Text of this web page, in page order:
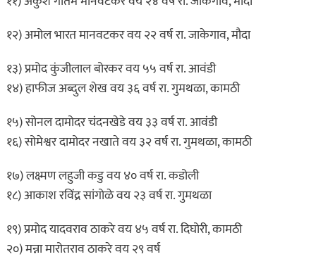
१२) अमोल भारत मानवटकर वय २२ वर्ष रा. जाकेगाव, मौदा
१३) प्रमोद कुंजीलाल बोरकर वय ५५ वर्ष रा. आवंडी
१४) हाफीज अब्दुल शेख वय ३६ वर्ष रा. गुमथळा, कामठी
१५) सोनल दामोदर चंदनखेडे वय ३३ वर्ष रा. आवंडी
१६) सोमेश्वर दामोदर नखाते वय ३२ वर्ष रा. गुमथळा, कामठी
१७) लक्ष्मण लहुजी कडु वय ४० वर्ष रा. कडोली
१८) आकाश रविंद्र सांगोळे वय २३ वर्ष रा. गुमथळा
१९) प्रमोद यादवराव ठाकरे वय ४५ वर्ष रा. दिघोरी, कामठी
२०) मन्ना मारोतराव ठाकरे वय २९ वर्ष